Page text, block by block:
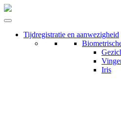
Tijdregistratie en aanwezigheid
Iris